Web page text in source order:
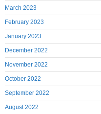
March 2023
February 2023
January 2023
December 2022
November 2022
October 2022
September 2022
August 2022